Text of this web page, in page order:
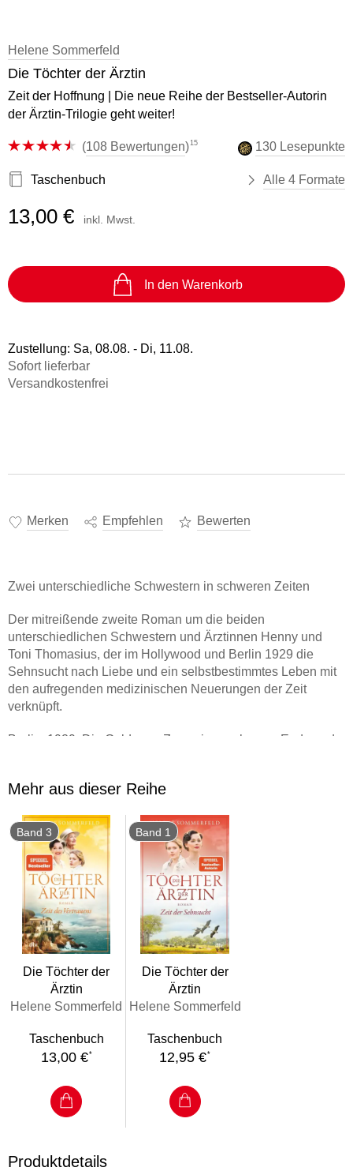
Helene Sommerfeld
Die Töchter der Ärztin
Zeit der Hoffnung | Die neue Reihe der Bestseller-Autorin
der Ärztin-Trilogie geht weiter!
(108 Bewertungen)15 130 Lesepunkte
Taschenbuch Alle 4 Formate
13,00 € inkl. Mwst.
In den Warenkorb
Zustellung: Sa, 08.08. - Di, 11.08.
Sofort lieferbar
Versandkostenfrei
Merken Empfehlen Bewerten
Zwei unterschiedliche Schwestern in schweren Zeiten
Der mitreißende zweite Roman um die beiden
unterschiedlichen Schwestern und Ärztinnen Henny und
Toni Thomasius, der im Hollywood und Berlin 1929 die
Sehnsucht nach Liebe und ein selbstbestimmtes Leben mit
den aufregenden medizinischen Neuerungen der Zeit
verknüpft.
Berlin, 1929. Die Goldenen Zwanziger gehen zu Ende und
Praxis aufgeben, um ihrem Mann gemeinsam mit den
hat Victor ein traumhaftes Angebot gemacht. Aber da wird
Henny in eine Familienintrige hineingezogen, die alles in
neuem Licht erscheinen lässt - und sie fast das Leben
kostet. Wer kann ihr jetzt noch helfen? Ihre Mutter Ricarda
oder ihre jüngere Schwester? Doch Toni durchlebt einen
Strudel der Gefühle, denn ihre große Liebe Adam führt ein
Leben voller Risiko.
Für Leserinnen spannender und emotional mitreißender
Geschichten über starke Frauen in der nahen Vergangenheit
Von Helene Sommerfeld ist bei dtv außerdem die Serie über
Polizeiärztin Magda Fuchs erschienen.
Mehr aus dieser Reihe
Band 3
Die Töchter der
Ärztin
Helene Sommerfeld
Taschenbuch
13,00 €*
Band 1
Die Töchter der
Ärztin
Helene Sommerfeld
Taschenbuch
12,95 €*
Produktdetails